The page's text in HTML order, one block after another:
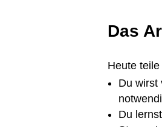
Das
Heute
Du wirst
Du